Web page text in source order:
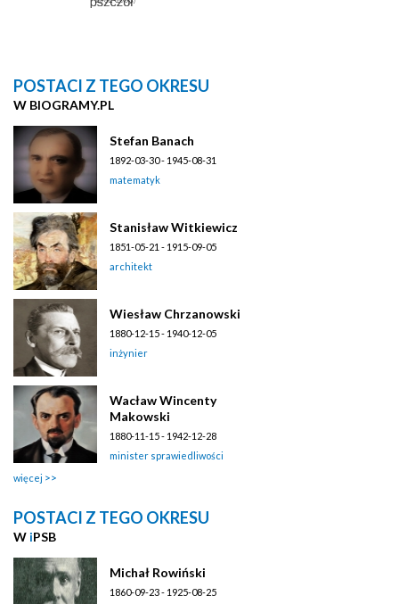
POSTACI Z TEGO OKRESU
W BIOGRAMY.PL
Stefan Banach
1892-03-30 - 1945-08-31
matematyk
Stanisław Witkiewicz
1851-05-21 - 1915-09-05
architekt
Wiesław Chrzanowski
1880-12-15 - 1940-12-05
inżynier
Wacław Wincenty
Makowski
1880-11-15 - 1942-12-28
minister sprawiedliwości
więcej
POSTACI Z TEGO OKRESU
W iPSB
Michał Rowiński
1860-09-23 - 1925-08-25